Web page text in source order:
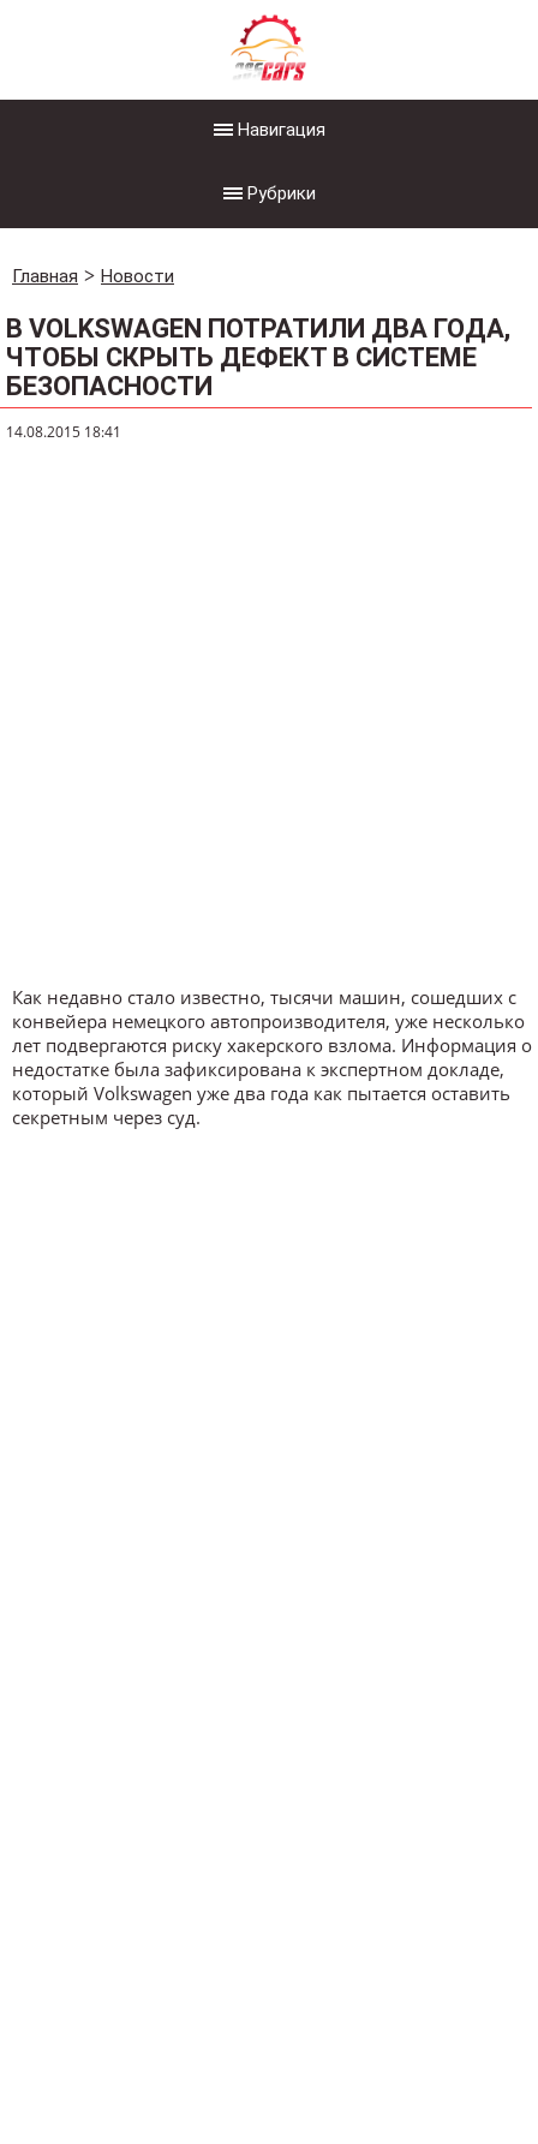
Навигация
Рубрики
Главная Новости
В VOLKSWAGEN ПОТРАТИЛИ ДВА ГОДА,
ЧТОБЫ СКРЫТЬ ДЕФЕКТ В СИСТЕМЕ
БЕЗОПАСНОСТИ
14.08.2015 18:41
Как недавно стало известно, тысячи машин, сошедших с
конвейера немецкого автопроизводителя, уже несколько
лет подвергаются риску хакерского взлома. Информация о
недостатке была зафиксирована к экспертном докладе,
который Volkswagen уже два года как пытается оставить
секретным через суд.